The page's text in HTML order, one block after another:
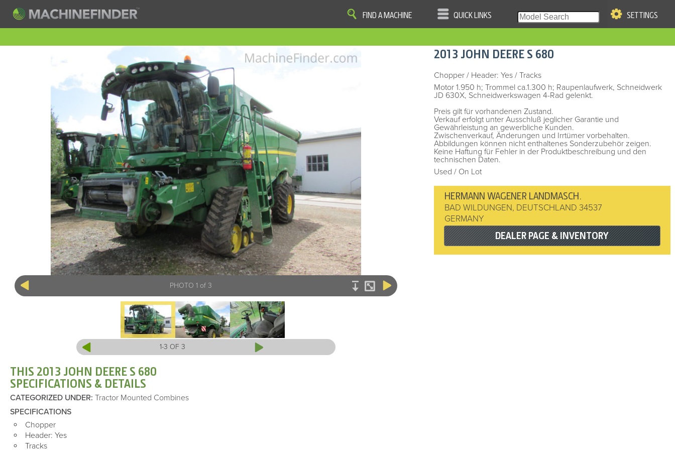
QUICK LINKS
FIND A MACHINE SETTINGS
PHOTO 1 of 3
1-3 OF 3
THIS 2013 JOHN DEERE S 680
SPECIFICATIONS & DETAILS
CATEGORIZED UNDER: Tractor Mounted Combines
SPECIFICATIONS
Chopper
Header: Yes
Tracks
2013 JOHN DEERE S 680
Chopper / Header: Yes / Tracks
Motor 1.950 h; Trommel ca.1.300 h; Raupenlaufwerk, Schneidwerk
JD 630X, Schneidwerkswagen 4-Rad gelenkt.
Preis gilt für vorhandenen Zustand.
Verkauf erfolgt unter Ausschluß jeglicher Garantie und
Gewährleistung an gewerbliche Kunden.
Zwischenverkauf, Änderungen und Irrtümer vorbehalten.
Abbildungen können nicht enthaltenes Sonderzubehör zeigen.
Keine Haftung für Fehler in der Produktbeschreibung und den
technischen Daten.
Used / On Lot
HERMANN WAGENER LANDMASCH.
BAD WILDUNGEN, DEUTSCHLAND 34537
GERMANY
DEALER PAGE & INVENTORY
| | | | |
MachineFinder, John Deere and the associated trademarks are property and available only for the specific use of Deere & Company. All Rights